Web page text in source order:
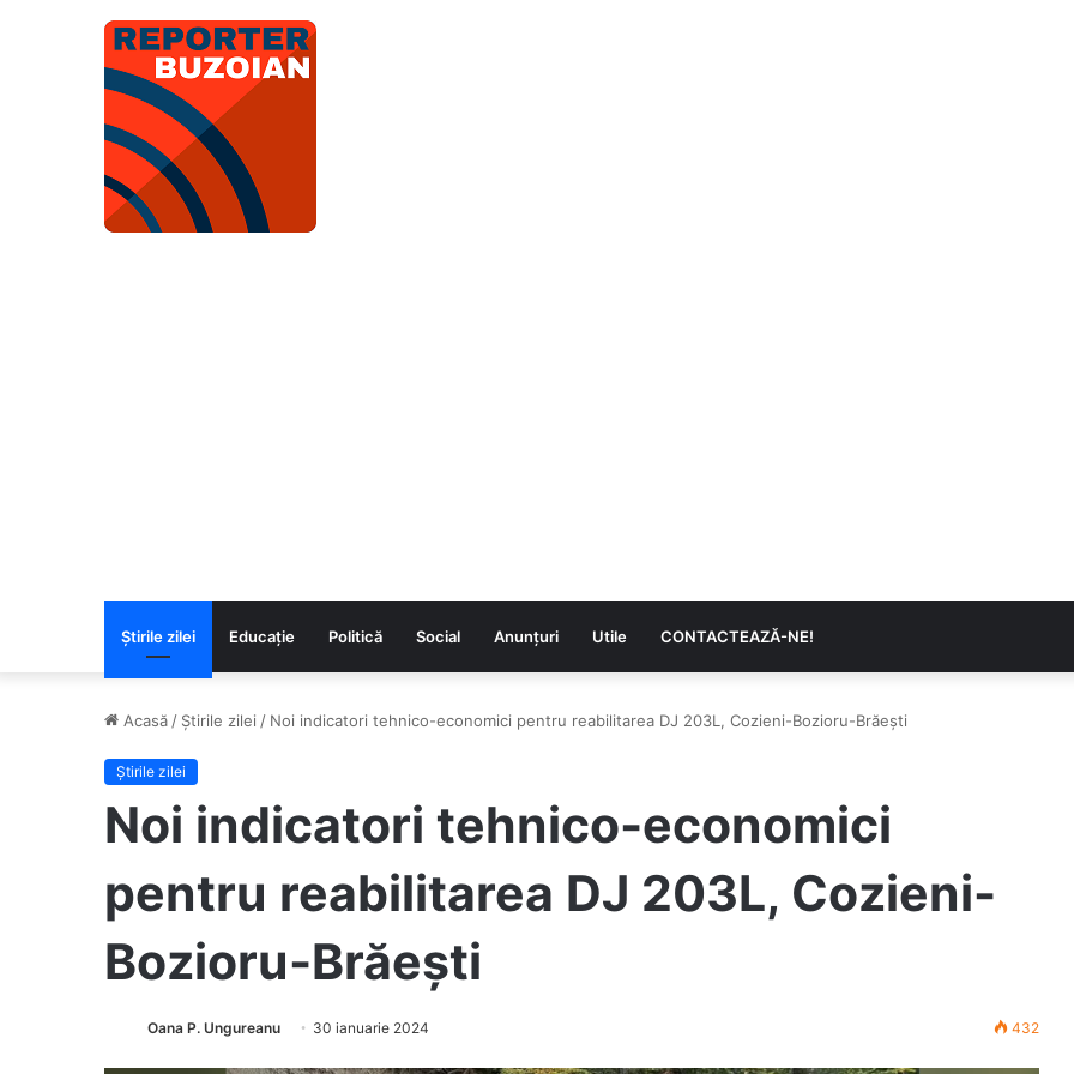
Știrile zilei Educaţie Politică Social Anunțuri Utile CONTACTEAZĂ-NE!
Acasă / Știrile zilei / Noi indicatori tehnico-economici pentru reabilitarea DJ 203L, Cozieni-Bozioru-Brăești
Știrile zilei
Noi indicatori tehnico-economici
pentru reabilitarea DJ 203L, Cozieni-
Bozioru-Brăești
Oana P. Ungureanu 30 ianuarie 2024 432